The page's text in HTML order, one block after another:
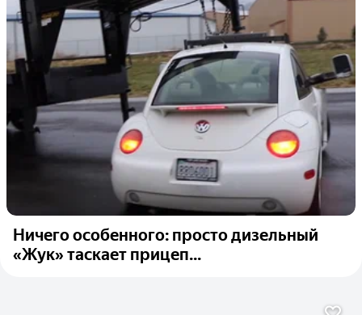
Ничего особенного: просто дизельный
«Жук» таскает прицеп...